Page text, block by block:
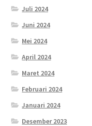
Juli 2024
Juni 2024
Mei 2024
April 2024
Maret 2024
Februari 2024
Januari 2024
Desember 2023